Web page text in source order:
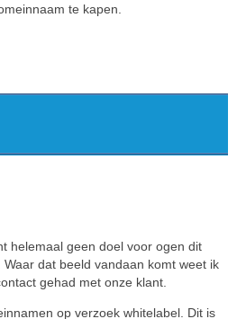
te kapen.
helemaal geen doel voor ogen dit
dat beeld vandaan komt weet ik
gehad met onze klant.
op verzoek whitelabel. Dit is